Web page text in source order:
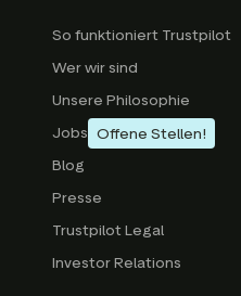
So funktioniert Trustpilot
Wer wir sind
Unsere Philosophie
Jobs Offene Stellen!
Blog
Presse
Trustpilot Legal
Investor Relations